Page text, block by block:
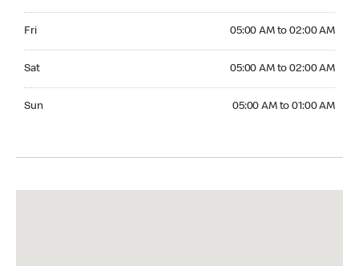
Fri 05:00 AM to 02:00 AM
Sat 05:00 AM to 02:00 AM
Sun 05:00 AM to 01:00 AM